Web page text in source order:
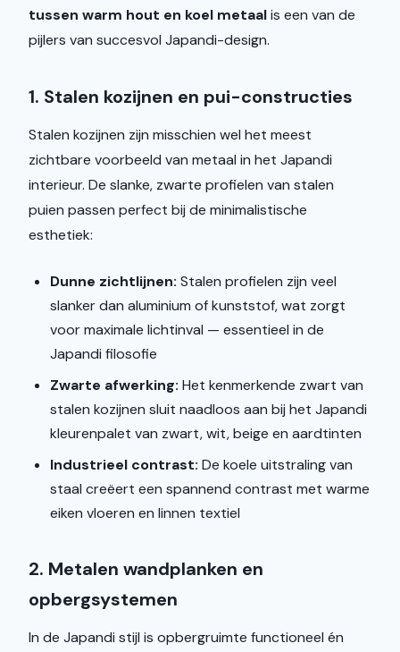
tussen warm hout en koel metaalis een van de
pijlers van succesvol Japandi-design.
1. Stalen kozijnen en pui-constructies
Stalen kozijnen zijn misschien wel het meest
zichtbare voorbeeld van metaal in het Japandi
interieur. De slanke, zwarte profielen van stalen
puien passen perfect bij de minimalistische
esthetiek:
Dunne zichtlijnen: Stalen profielen zijn veel
slanker dan aluminium of kunststof, wat zorgt
voor maximale lichtinval — essentieel in de
Japandi filosofie
Zwarte afwerking: Het kenmerkende zwart van
stalen kozijnen sluit naadloos aan bij het Japandi
kleurenpalet van zwart, wit, beige en aardtinten
Industrieel contrast: De koele uitstraling van
staal creëert een spannend contrast met warme
eiken vloeren en linnen textiel
2. Metalen wandplanken en
opbergsystemen
In de Japandi stijl is opbergruimte functioneel én